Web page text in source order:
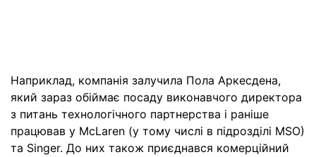
Наприклад, компанія залучила Пола Аркесдена,
який зараз обіймає посаду виконавчого директора
з питань технологічного партнерства і раніше
працював у McLaren (у тому числі в підрозділі MSO)
та Singer. До них також приєднався комерційний